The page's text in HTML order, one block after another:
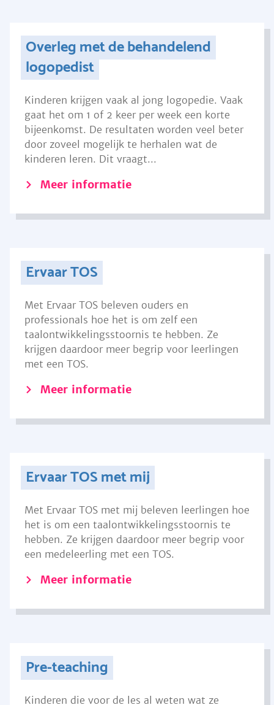
Overleg met de behandelend
logopedist
Kinderen krijgen vaak al jong logopedie. Vaak
gaat het om 1 of 2 keer per week een korte
bijeenkomst. De resultaten worden veel beter
door zoveel mogelijk te herhalen wat de
kinderen leren. Dit vraagt...
Meer informatie
Ervaar TOS
Met Ervaar TOS beleven ouders en
professionals hoe het is om zelf een
taalontwikkelingsstoornis te hebben. Ze
krijgen daardoor meer begrip voor leerlingen
met een TOS.
Meer informatie
Ervaar TOS met mij
Met Ervaar TOS met mij beleven leerlingen hoe
het is om een taalontwikkelingsstoornis te
hebben. Ze krijgen daardoor meer begrip voor
een medeleerling met een TOS.
Meer informatie
Pre-teaching
Kinderen die voor de les al weten wat ze